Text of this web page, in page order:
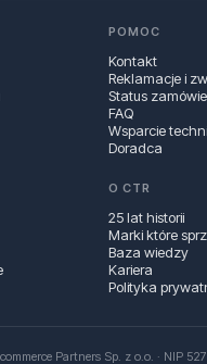
POMOC
Kontakt
Reklamacje i
Status
FAQ
Wsparcie
Doradca
O CTR
25 lat historii
Marki które
Baza wiedzy
Kariera
Polityka
Partners Sp. z o.o. · NIP